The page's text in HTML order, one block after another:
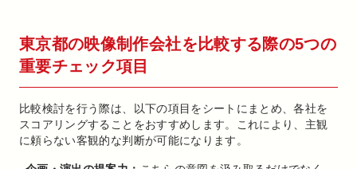
東京都の映像制作会社を比較する際の5つの
重要チェック項目
比較検討を行う際は、以下の項目をシートにまとめ、各社を
スコアリングすることをおすすめします。これにより、主観
に頼らない客観的な判断が可能になります。